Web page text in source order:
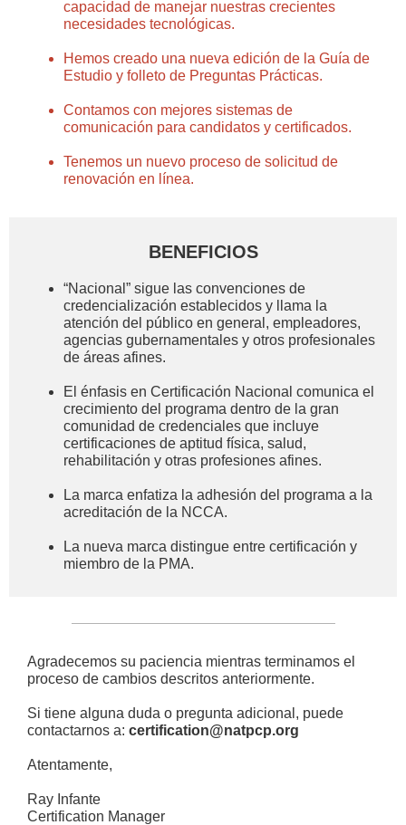
capacidad de manejar nuestras crecientes
necesidades tecnológicas.
Hemos creado una nueva edición de la Guía de
Estudio y folleto de Preguntas Prácticas.
Contamos con mejores sistemas de
comunicación para candidatos y certificados.
Tenemos un nuevo proceso de solicitud de
renovación en línea.
BENEFICIOS
“Nacional” sigue las convenciones de
credencialización establecidos y llama la
atención del público en general, empleadores,
agencias gubernamentales y otros profesionales
de áreas afines.
El énfasis en Certificación Nacional comunica el
crecimiento del programa dentro de la gran
comunidad de credenciales que incluye
certificaciones de aptitud física, salud,
rehabilitación y otras profesiones afines.
La marca enfatiza la adhesión del programa a la
acreditación de la NCCA.
La nueva marca distingue entre certificación y
miembro de la PMA.
Agradecemos su paciencia mientras terminamos el
proceso de cambios descritos anteriormente.
Si tiene alguna duda o pregunta adicional, puede
contactarnos a: certification@natpcp.org
Atentamente,
Ray Infante
Certification Manager